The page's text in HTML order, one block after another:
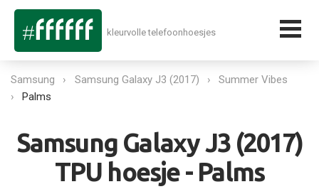
kleurvolle telefoonhoesjes
Samsung Samsung Galaxy J3 (2017)
Summer Vibes
Palms
Samsung Galaxy J3 (2017)
TPU hoesje - Palms